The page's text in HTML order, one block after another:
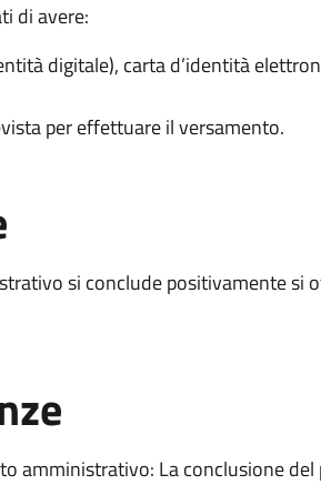
di avere:
digitale), carta d’identità
per effettuare il versamento.
si conclude positivamente si
amministrativo: La conclusione